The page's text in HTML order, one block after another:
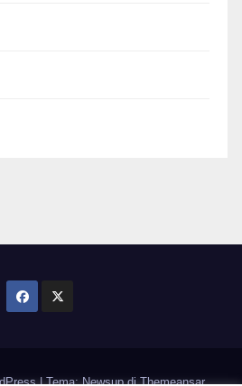
|Tema: Newsup diThemeansar.